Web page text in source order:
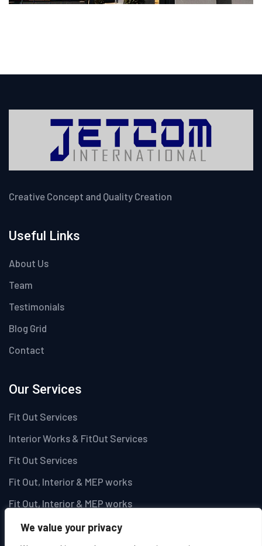
We value your privacy
Creative Concept and Quality Creation
Useful Links
About Us
Team
Testimonials
Blog Grid
Contact
Our Services
Fit Out Services
Interior Works & FitOut Services
Fit Out Services
Fit Out, Interior & MEP works
Fit Out, Interior & MEP works
Newsletter